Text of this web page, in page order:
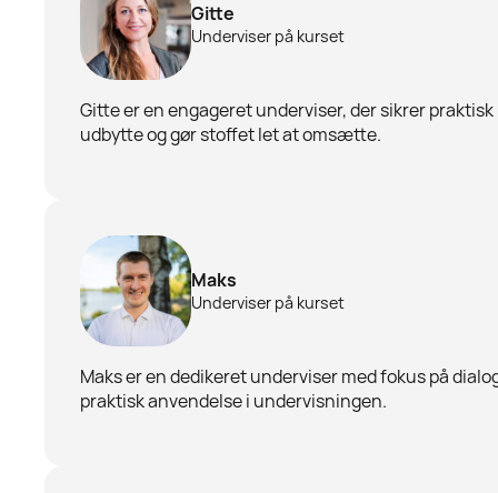
Gitte
Underviser på kurset
Gitte er en engageret underviser, der sikrer praktisk
udbytte og gør stoffet let at omsætte.
Maks
Underviser på kurset
Maks er en dedikeret underviser med fokus på
praktisk anvendelse i undervisningen.